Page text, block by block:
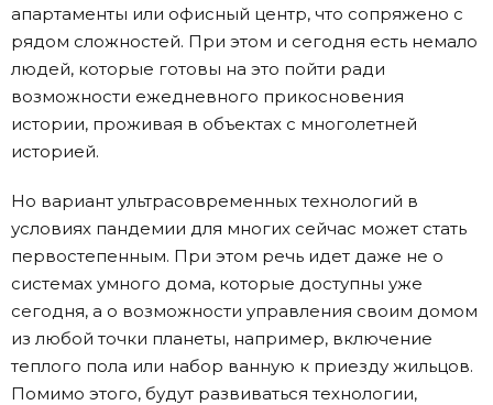
апартаменты или офисный центр, что сопряжено с
рядом сложностей. При этом и сегодня есть немало
людей, которые готовы на это пойти ради
возможности ежедневного прикосновения
истории, проживая в объектах с многолетней
историей.
Но вариант ультрасовременных технологий в
условиях пандемии для многих сейчас может стать
первостепенным. При этом речь идет даже не о
системах умного дома, которые доступны уже
сегодня, а о возможности управления своим домом
из любой точки планеты, например, включение
теплого пола или набор ванную к приезду жильцов.
Помимо этого, будут развиваться технологии,